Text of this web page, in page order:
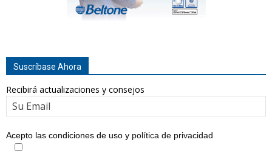
Suscríbase Ahora
Recibirá actualizaciones y consejos
Acepto las condiciones de uso y política de privacidad